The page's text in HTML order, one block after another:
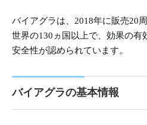
バイアグラは、2018年に販売20
世界の130ヵ国以上で、効果の有
安全性が認められています。
バイアグラの基本情報